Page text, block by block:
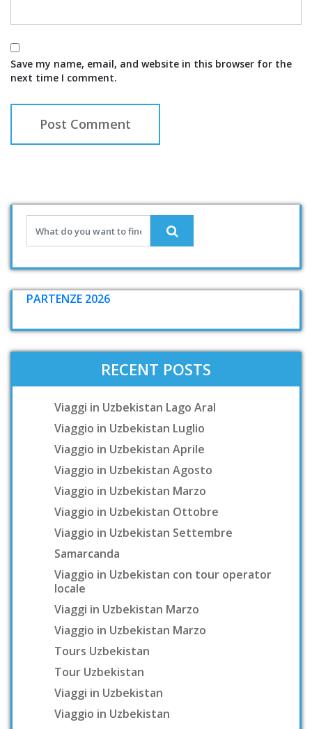
Save my name, email, and website in this browser for the
next time I comment.
PARTENZE 2026
RECENT POSTS
Viaggi in Uzbekistan Lago Aral
Viaggio in Uzbekistan Luglio
Viaggio in Uzbekistan Aprile
Viaggio in Uzbekistan Agosto
Viaggio in Uzbekistan Marzo
Viaggio in Uzbekistan Ottobre
Viaggio in Uzbekistan Settembre
Samarcanda
Viaggio in Uzbekistan con tour operator
locale
Viaggi in Uzbekistan Marzo
Viaggio in Uzbekistan Marzo
Tours Uzbekistan
Tour Uzbekistan
Viaggi in Uzbekistan
Viaggio in Uzbekistan